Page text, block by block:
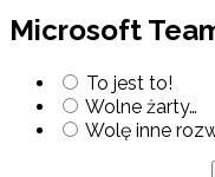
Microsoft
To jest to!
Wolne żarty…
Wolę inne